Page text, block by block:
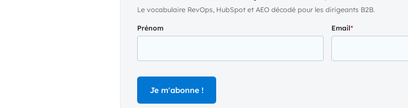
Le vocabulaire RevOps, HubSpot et AEO décodé pour les dirigeants B2B.
Prénom Email*